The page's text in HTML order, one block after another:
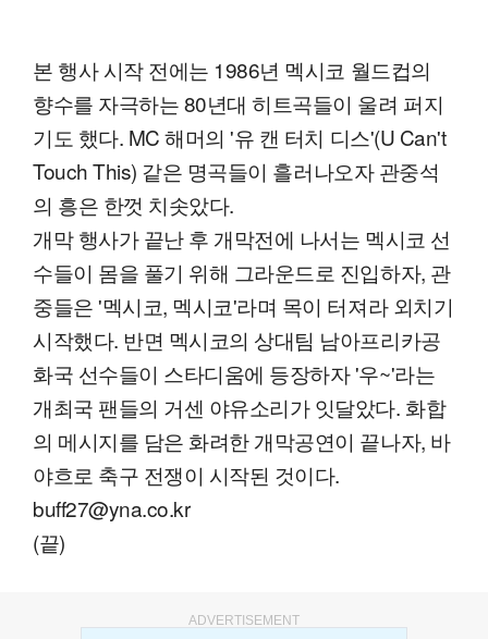
본 행사 시작 전에는 1986년 멕시코 월드컵의
향수를 자극하는 80년대 히트곡들이 울려 퍼지
기도 했다. MC 해머의 '유 캔 터치 디스'(U Can't
Touch This) 같은 명곡들이 흘러나오자 관중석
의 흥은 한껏 치솟았다.
개막 행사가 끝난 후 개막전에 나서는 멕시코 선
수들이 몸을 풀기 위해 그라운드로 진입하자, 관
중들은 '멕시코, 멕시코'라며 목이 터져라 외치기
시작했다. 반면 멕시코의 상대팀 남아프리카공
화국 선수들이 스타디움에 등장하자 '우~'라는
개최국 팬들의 거센 야유소리가 잇달았다. 화합
의 메시지를 담은 화려한 개막공연이 끝나자, 바
야흐로 축구 전쟁이 시작된 것이다.
buff27@yna.co.kr
(끝)
ADVERTISEMENT